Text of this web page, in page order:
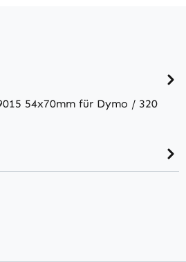
54x70mm für Dymo / 320